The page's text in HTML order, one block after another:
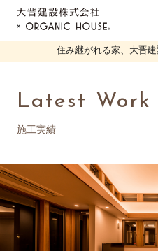
住み継がれる家、大晋
Latest Work
施工実績